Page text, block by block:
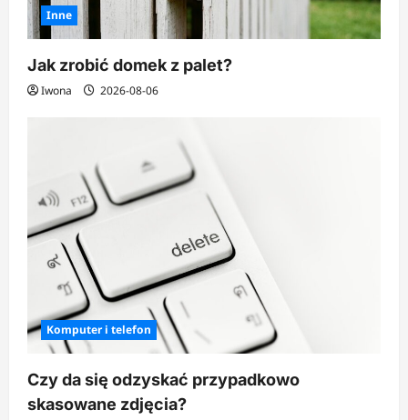
Inne
Jak zrobić domek z palet?
Iwona 2026-08-06
Komputer i telefon
Czy da się odzyskać przypadkowo
skasowane zdjęcia?